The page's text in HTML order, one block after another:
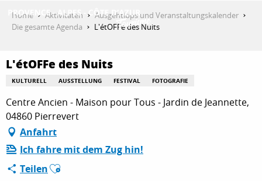
contenu
AKTIVITÄTEN
AUFENTHALT
Home Aktivitäten
Ausgehtipps und Veranstaltungskalender
Die gesamte Agenda
L'étOFFe des Nuits
L'étOFFe des Nuits
KULTURELL AUSSTELLUNG FESTIVAL FOTOGRAFIE
Centre Ancien - Maison pour Tous - Jardin de Jeannette,
04860 Pierrevert
Anfahrt
Ich fahre mit dem Zug hin!
TeilenAjouter aux favoris